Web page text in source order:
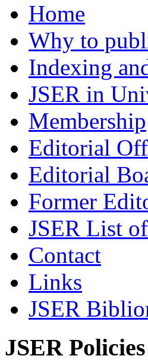
Home
Why to
Indexing
JSER in
Membership
Editorial
Editorial
Former
JSER List
Contact
Links
JSER
JSER Policies